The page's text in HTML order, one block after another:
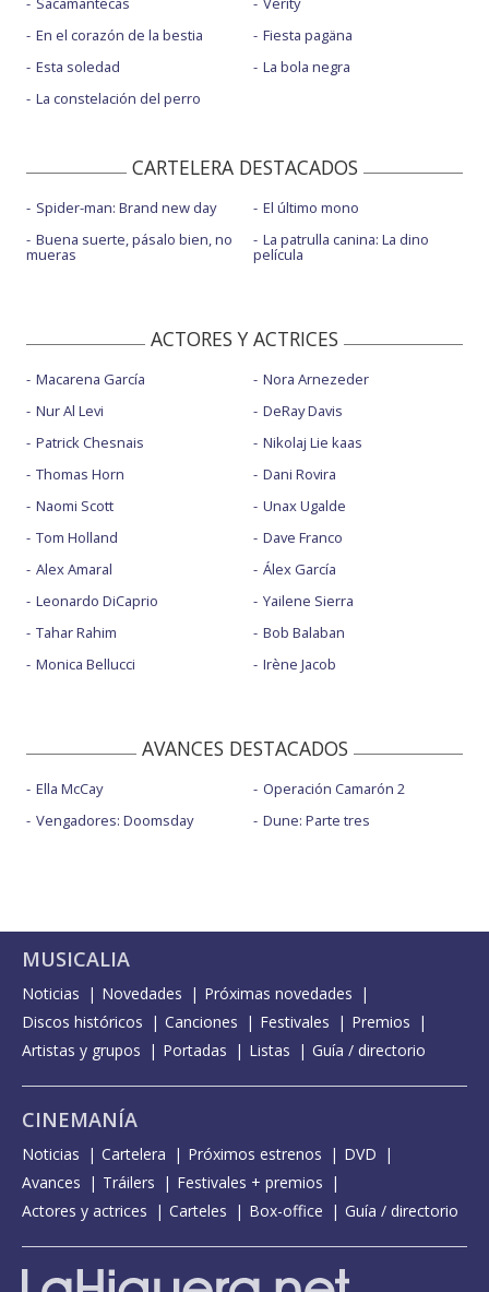
En el corazón de la bestia
Esta soledad
La constelación del perro
Fiesta pagäna
La bola negra
CARTELERA DESTACADOS
Spider-man: Brand new day
Buena suerte, pásalo bien, no
mueras
El último mono
La patrulla canina: La dino
película
ACTORES Y ACTRICES
Macarena García
Nur Al Levi
Patrick Chesnais
Thomas Horn
Naomi Scott
Tom Holland
Alex Amaral
Leonardo DiCaprio
Tahar Rahim
Monica Bellucci
Nora Arnezeder
DeRay Davis
Nikolaj Lie kaas
Dani Rovira
Unax Ugalde
Dave Franco
Álex García
Yailene Sierra
Bob Balaban
Irène Jacob
AVANCES DESTACADOS
Ella McCay
Vengadores: Doomsday
Operación Camarón 2
Dune: Parte tres
MUSICALIA
Noticias Novedades
Próximas novedades
Discos históricos
Canciones Festivales
Premios
Artistas y grupos
Portadas Listas Guía / directorio
CINEMANÍA
Noticias Cartelera Próximos estrenos
DVD
Avances
Tráilers
Festivales + premios
Actores y actrices
Carteles Box-office Guía / directorio